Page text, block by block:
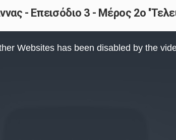
- Επεισόδιο 3 - Μέρος 2o
Websites has been disabled by the